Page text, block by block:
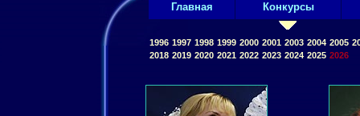
Главная Конкурсы
1996 1997 1998 1999 2000 2001 2003 2004 2005
2018 2019 2020 2021 2022 2023 2024 2025 2026